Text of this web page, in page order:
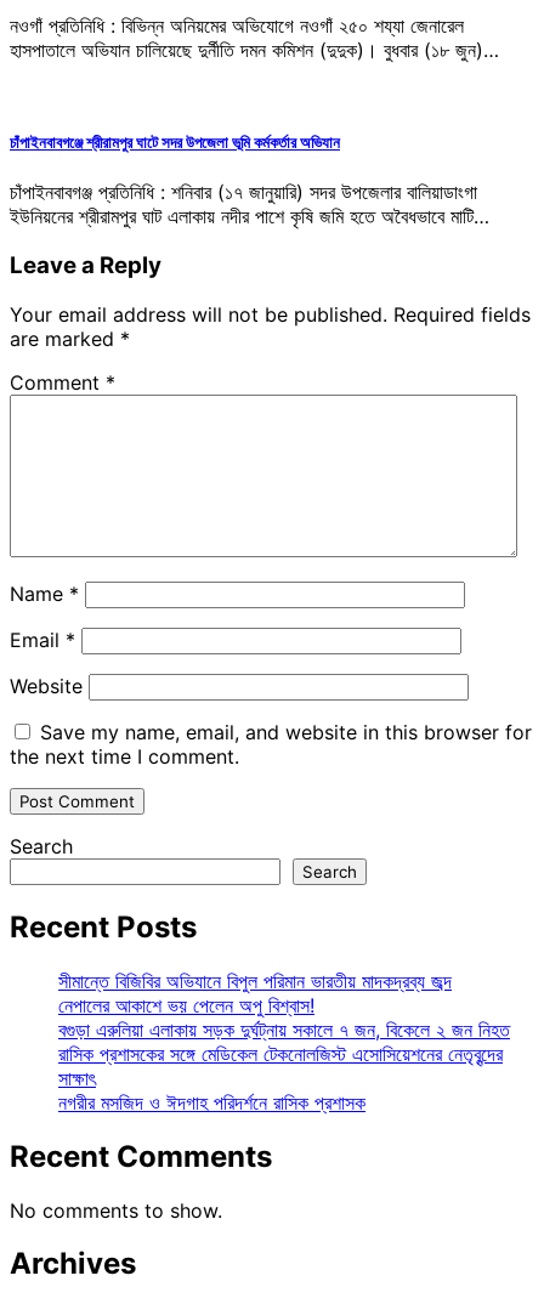
নওগাঁ প্রতিনিধি : বিভিন্ন অনিয়মের অভিযোগে নওগাঁ ২৫০ শয্যা জেনারেল
হাসপাতালে অভিযান চালিয়েছে দুর্নীতি দমন কমিশন (দুদুক)। বুধবার (১৮ জুন)…
চাঁপাইনবাবগঞ্জে শ্রীরামপুর ঘাটে সদর উপজেলা ভূমি কর্মকর্তার অভিযান
চাঁপাইনবাবগঞ্জ প্রতিনিধি : শনিবার (১৭ জানুয়ারি) সদর উপজেলার বালিয়াডাংগা
ইউনিয়নের শ্রীরামপুর ঘাট এলাকায় নদীর পাশে কৃষি জমি হতে অবৈধভাবে মাটি…
Leave a Reply
Your email address will not be published. Required fields
are marked *
Comment *
Name *
Email *
Website
Save my name, email, and website in this browser for
the next time I comment.
Search
Search
Recent Posts
সীমান্তে বিজিবির অভিযানে বিপুল পরিমান ভারতীয় মাদকদ্রব্য জব্দ
নেপালের আকাশে ভয় পেলেন অপু বিশ্বাস!
বগুড়া এরুলিয়া এলাকায় সড়ক দুর্ঘট্নায় সকালে ৭ জন, বিকেলে ২ জন নিহত
রাসিক প্রশাসকের সঙ্গে মেডিকেল টেকনোলজিস্ট এসোসিয়েশনের নেতৃবৃন্দের
সাক্ষাৎ
নগরীর মসজিদ ও ঈদগাহ পরিদর্শনে রাসিক প্রশাসক
Recent Comments
No comments to show.
Archives